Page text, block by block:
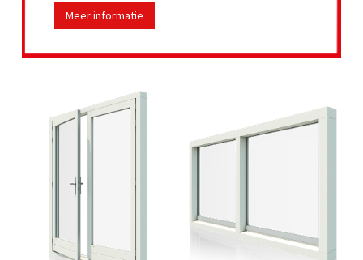
Meer informatie